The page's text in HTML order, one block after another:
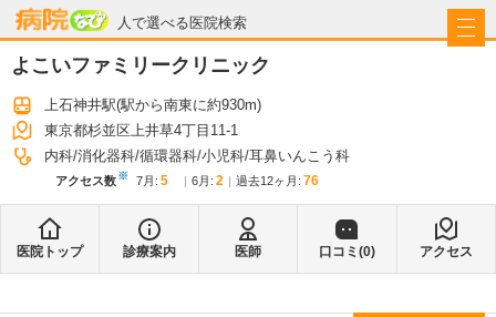
人で選べる医院検索
病院なび
よこいファミリークリニック
上石神井駅(駅から南東に約930m)
東京都杉並区上井草4丁目11-1
内科 消化器科 循環器科 小児科 耳鼻いんこう科
アクセス数※ 7月 : 5 6月 : 2 過去12ヶ月: 76
医院トップ 診療案内 医師 口コミ(0) アクセス